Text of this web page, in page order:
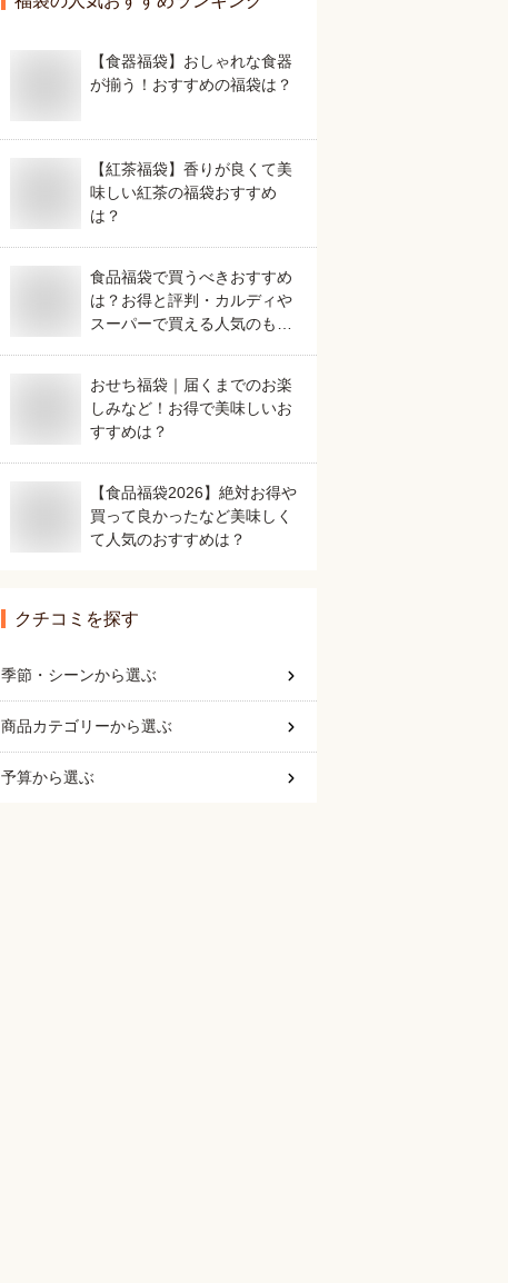
【食器福袋】おしゃれな食器
が揃う！おすすめの福袋は？
【紅茶福袋】香りが良くて美
味しい紅茶の福袋おすすめ
は？
食品福袋で買うべきおすすめ
は？お得と評判・カルディや
スーパーで買える人気のもの
おせち福袋｜届くまでのお楽
しみなど！お得で美味しいお
すすめは？
【食品福袋2026】絶対お得や
買って良かったなど美味しく
て人気のおすすめは？
クチコミを探す
季節・シーンから選ぶ
商品カテゴリーから選ぶ
予算から選ぶ